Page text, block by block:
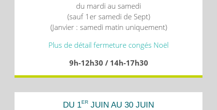
du mardi au samedi
(sauf 1er samedi de Sept)
(Janvier : samedi matin uniquement)
Plus de détail fermeture congés Noël
9h-12h30 / 14h-17h30
DU 1ER JUIN AU 30 JUIN